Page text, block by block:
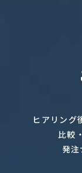
ヒアリング
比較
発